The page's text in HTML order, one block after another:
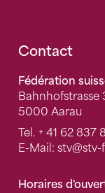
Fusszeile
Contact
Fédération
Bahnhofstrasse
5000 Aarau
Tel. + 41 62 837
E-Mail: stv@stv-
Horaires